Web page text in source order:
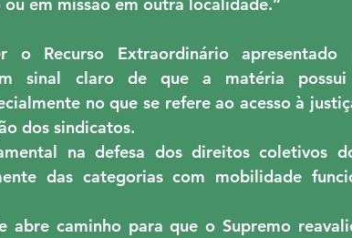
o Recurso Extraordinário apresentado
sinal claro de que a matéria possui
no que se refere ao acesso à
dos sindicatos.
na defesa dos direitos coletivos
das categorias com mobilidade
abre caminho para que o Supremo